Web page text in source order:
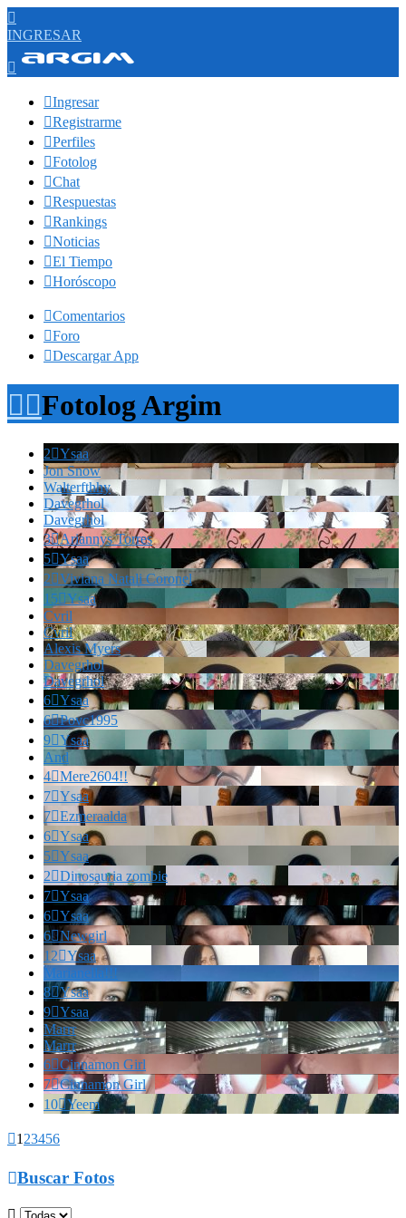

INGRESAR

Ingresar
Registrarme
Perfiles
Fotolog
Chat
Respuestas
Rankings
Noticias
El Tiempo
Horóscopo
Comentarios
Foro
Descargar App
Fotolog Argim
2Ysaa
Jon Snow
Walterfthhy
Davegrhol
Davegrhol
3Ariannys Torres
5Ysaa
2Viviana Natali Coronel
15Ysaa
Cvril
Cvril
Alexis Myers
Davegrhol
Davegrhol
6Ysaa
6Povc1995
9Ysaa
And
4Mere2604!!
7Ysaa
7Ezmeraalda
6Ysaa
5Ysaa
2Dinosauria zombie
7Ysaa
6Ysaa
6Newgirl
12Ysaa
Marianella!!!
8Ysaa
9Ysaa
Marrr
Marrr
6Cinnamon Girl
7Cinnamon Girl
10Yeem
1 23456
Buscar Fotos